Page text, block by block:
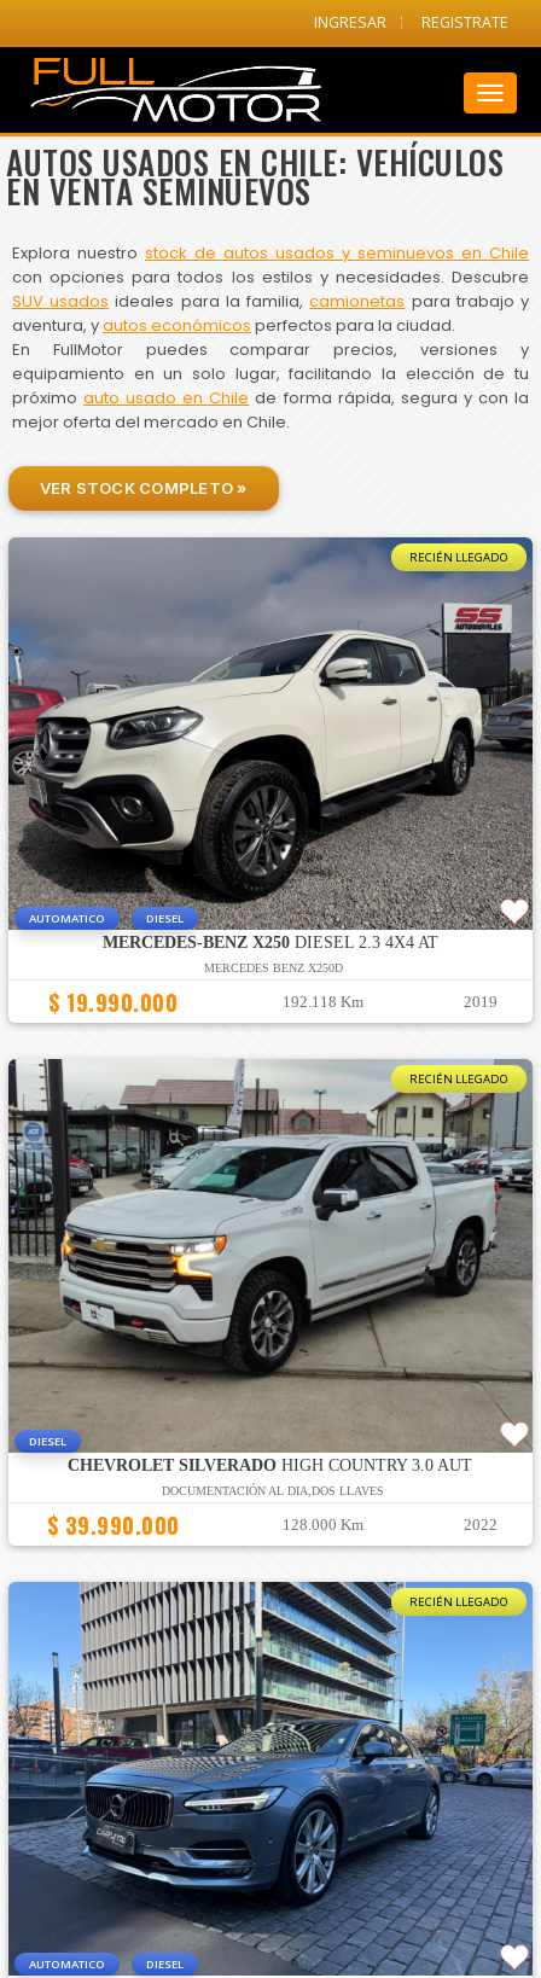
INGRESAR REGISTRATE
AUTOS USADOS EN CHILE: VEHÍCULOS
EN VENTA SEMINUEVOS
Explora nuestro stock de autos usados y seminuevos en Chile
con opciones para todos los estilos y necesidades. Descubre
SUV usados ideales para la familia,camionetas para trabajo y
aventura, yautos económicos perfectos para la ciudad.
En FullMotor puedes comparar precios, versiones y
equipamiento en un solo lugar, facilitando la elección de tu
próximoauto usado en Chile de forma rápida, segura y con la
mejor oferta del mercado en Chile.
VER STOCK COMPLETO »
RECIÉN LLEGADO
AUTOMATICO DIESEL
MERCEDES-BENZ X250DIESEL 2.3 4X4 AT
MERCEDES BENZ X250D
$ 19.990.000 192.118 Km 2019
RECIÉN LLEGADO
DIESEL
CHEVROLET SILVERADO HIGH COUNTRY 3.0 AUT
DOCUMENTACIÓN AL DIA,DOS LLAVES
$ 39.990.000 128.000 Km 2022
RECIÉN LLEGADO
AUTOMATICO DIESEL